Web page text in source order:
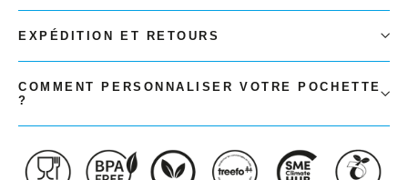
EXPÉDITION ET RETOURS
COMMENT PERSONNALISER VOTRE POCHETTE
?